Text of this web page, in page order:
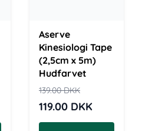
Aserve
Kinesiologi Tape
(2,5cm x 5m)
Hudfarvet
139.00DKK
119.00 DKK